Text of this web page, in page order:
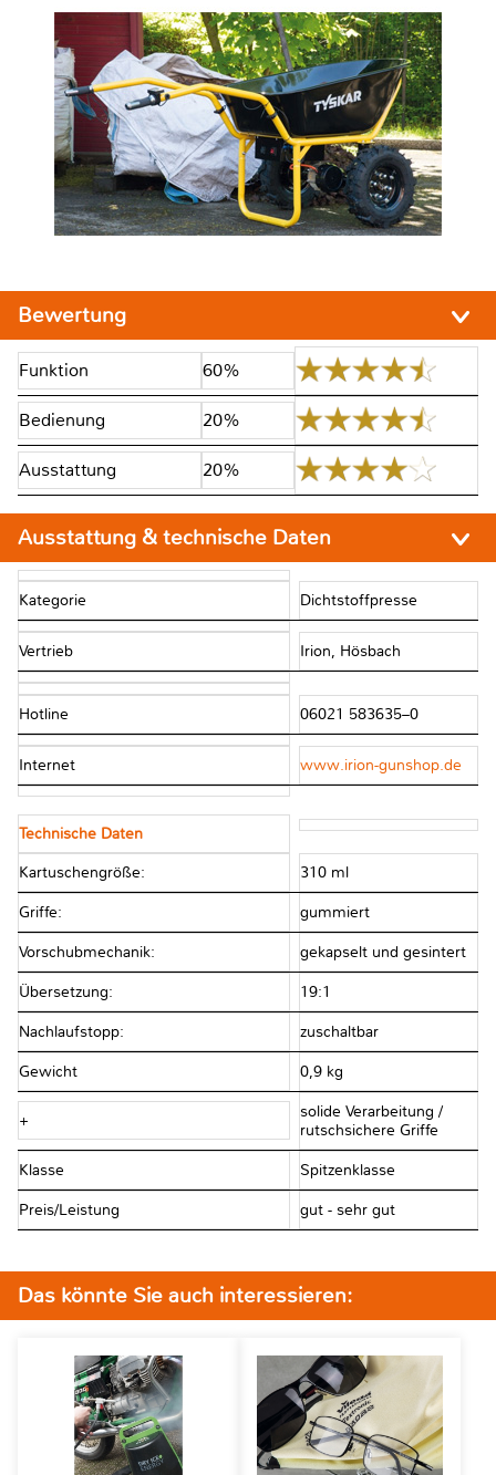
Bewertung
Funktion 60%
Bedienung 20%
Ausstattung 20%
Ausstattung & technische Daten
Kategorie Dichtstoffpresse
Vertrieb Irion, Hösbach
Hotline 06021 583635–0
Internet www.irion-gunshop.de
Technische Daten
Kartuschengröße: 310 ml
Griffe: gummiert
Vorschubmechanik: gekapselt und gesintert
Übersetzung: 19:1
Nachlaufstopp: zuschaltbar
Gewicht 0,9 kg
+
solide Verarbeitung /
rutschsichere Griffe
Klasse Spitzenklasse
Preis/Leistung gut - sehr gut
Das könnte Sie auch interessieren: